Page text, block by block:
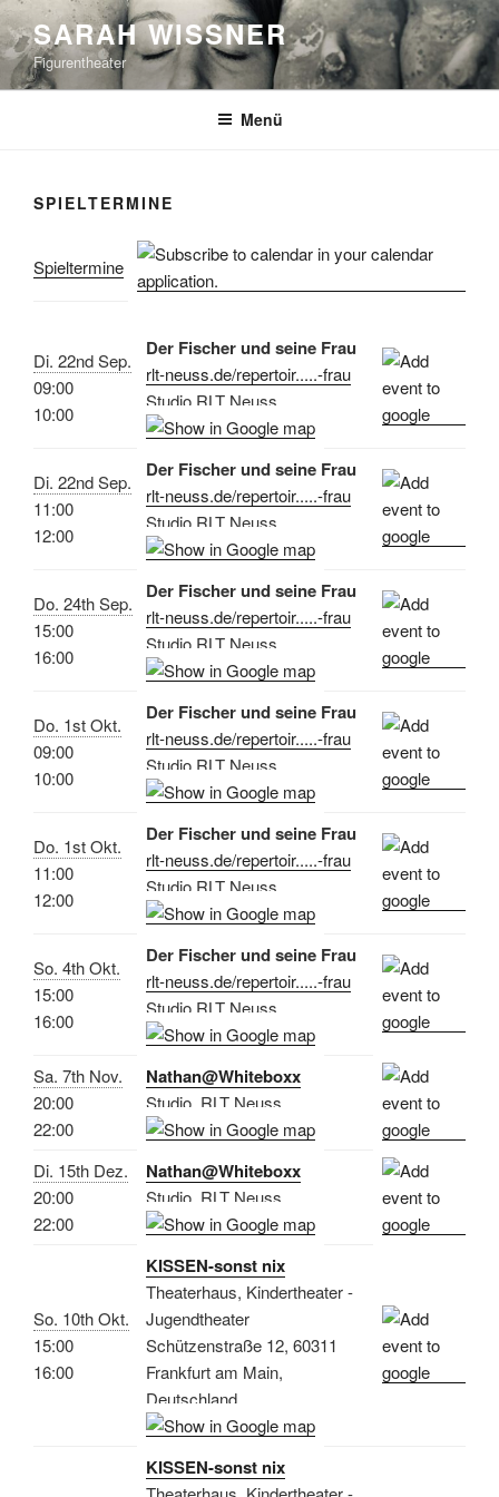
Zum
Inhalt
springen
SARAH WISSNER
Figurentheater
Menü
SPIELTERMINE
Spieltermine
Di. 22nd Sep.
09:00
10:00
Der Fischer und seine Frau
rlt-neuss.de/repertoir.....-frau
Studio RLT Neuss
Di. 22nd Sep.
11:00
12:00
Der Fischer und seine Frau
rlt-neuss.de/repertoir.....-frau
Studio RLT Neuss
Do. 24th Sep.
15:00
16:00
Der Fischer und seine Frau
rlt-neuss.de/repertoir.....-frau
Studio RLT Neuss
Do. 1st Okt.
09:00
10:00
Der Fischer und seine Frau
rlt-neuss.de/repertoir.....-frau
Studio RLT Neuss
Do. 1st Okt.
11:00
12:00
Der Fischer und seine Frau
rlt-neuss.de/repertoir.....-frau
Studio RLT Neuss
So. 4th Okt.
15:00
16:00
Der Fischer und seine Frau
rlt-neuss.de/repertoir.....-frau
Studio RLT Neuss
Sa. 7th Nov.
20:00
22:00
Nathan@Whiteboxx
Studio, RLT Neuss
Di. 15th Dez.
20:00
22:00
Nathan@Whiteboxx
Studio, RLT Neuss
So. 10th Okt.
15:00
16:00
KISSEN-sonst nix
Theaterhaus, Kindertheater -
Jugendtheater
Schützenstraße 12, 60311
Frankfurt am Main,
Deutschland
KISSEN-sonst nix